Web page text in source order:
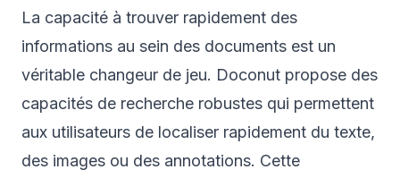
La capacité à trouver rapidement des
informations au sein des documents est un
véritable changeur de jeu. Doconut propose des
capacités de recherche robustes qui permettent
aux utilisateurs de localiser rapidement du texte,
des images ou des annotations. Cette